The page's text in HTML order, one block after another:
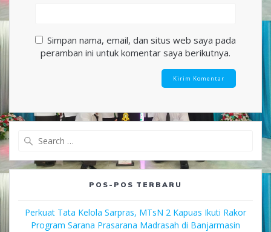
Simpan nama, email, dan situs web saya pada
peramban ini untuk komentar saya berikutnya.
POS-POS TERBARU
Perkuat Tata Kelola Sarpras, MTsN 2 Kapuas Ikuti Rakor
Program Sarana Prasarana Madrasah di Banjarmasin